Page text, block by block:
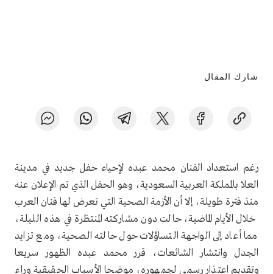
شارك المقال
رغم استعداد الفنان محمد عبده لإحياء حفل جديد في مدينة
العلا بالمملكة العربية السعودية، وهو الحفل الذي تم الإعلان عنه
منذ فترة طويلة، إلا أن الأزمة الصحية التي تعرض لها فنان العرب
خلال الأيام الماضية، حالت دون مشاركته المنتظرة في هذه الليلة،
مما أعاد إلى الواجهة التساؤلات حول حالته الصحية، ومع تزايد
الجدل وانتشار الشائعات، قرر محمد عبده الظهور سريعا
وتقديم اعتذار رسمي لجمهوره، موضحا الأسباب الحقيقية وراء